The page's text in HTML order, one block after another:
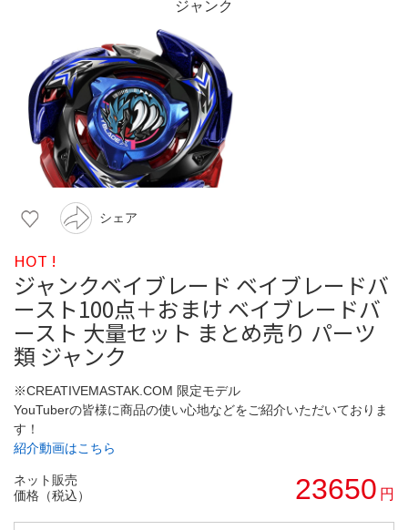
シェア
HOT !
ジャンクベイブレード ベイブレードバ
ースト100点＋おまけ ベイブレードバ
ースト 大量セット まとめ売り パーツ
類 ジャンク
※CREATIVEMASTAK.COM 限定モデル
YouTuberの皆様に商品の使い心地などをご紹介いただいておりま
す！
紹介動画はこちら
ネット販売
価格（税込）
23650 円